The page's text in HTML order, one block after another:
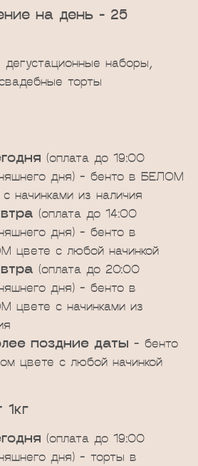
на день - 25
дегустационные наборы,
торты
(оплата до 19:00
дня) - бенто в БЕЛОМ
начинками из наличия
(оплата до 14:00
дня) - бенто в
цвете с любой начинкой
(оплата до 20:00
дня) - бенто в
цвете с начинками из
поздние даты - бенто
цвете с любой начинкой
1кг
(оплата до 19:00
дня) - торты в